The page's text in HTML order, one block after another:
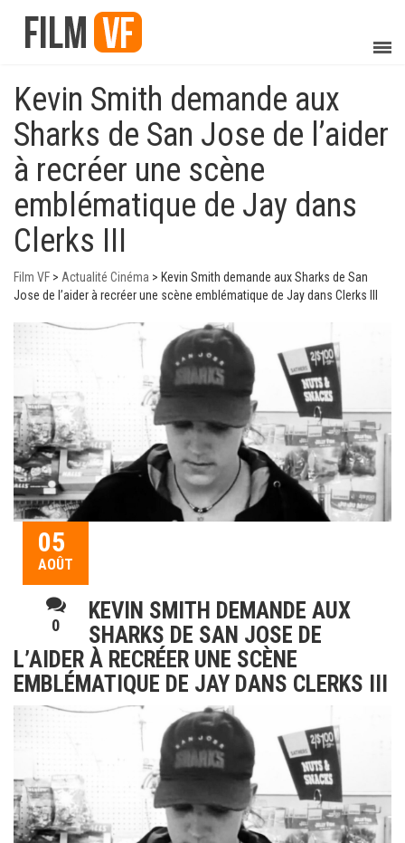
Kevin Smith demande aux
Sharks de San Jose de l’aider
à recréer une scène
emblématique de Jay dans
Clerks III
Film VF > Actualité Cinéma > Kevin Smith demande aux Sharks de San
Jose de l’aider à recréer une scène emblématique de Jay dans Clerks III
05
AOÛT
0
KEVIN SMITH DEMANDE AUX
SHARKS DE SAN JOSE DE
L’AIDER À RECRÉER UNE SCÈNE
EMBLÉMATIQUE DE JAY DANS CLERKS III